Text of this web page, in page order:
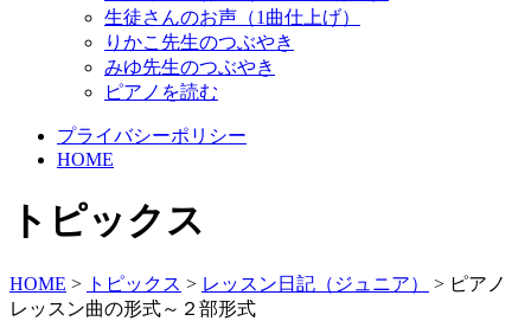
生徒さんのお声（1曲仕上げ）
りかこ先生のつぶやき
みゆ先生のつぶやき
ピアノを読む
プライバシーポリシー
HOME
トピックス
HOME > トピックス > レッスン日記（ジュニア） > ピアノ
レッスン曲の形式～２部形式